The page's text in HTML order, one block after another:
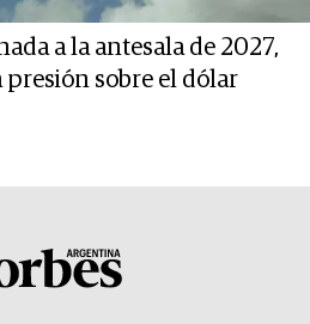
a la antesala de 2027,
presión sobre el dólar